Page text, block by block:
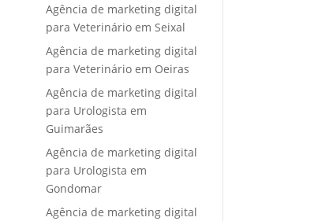
Agência de marketing digital
para Veterinário em Seixal
Agência de marketing digital
para Veterinário em Oeiras
Agência de marketing digital
para Urologista em
Guimarães
Agência de marketing digital
para Urologista em
Gondomar
Agência de marketing digital